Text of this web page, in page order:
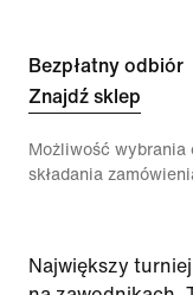
Bezpłatny odbiór
Znajdź sklep
Możliwość
składania
Największy